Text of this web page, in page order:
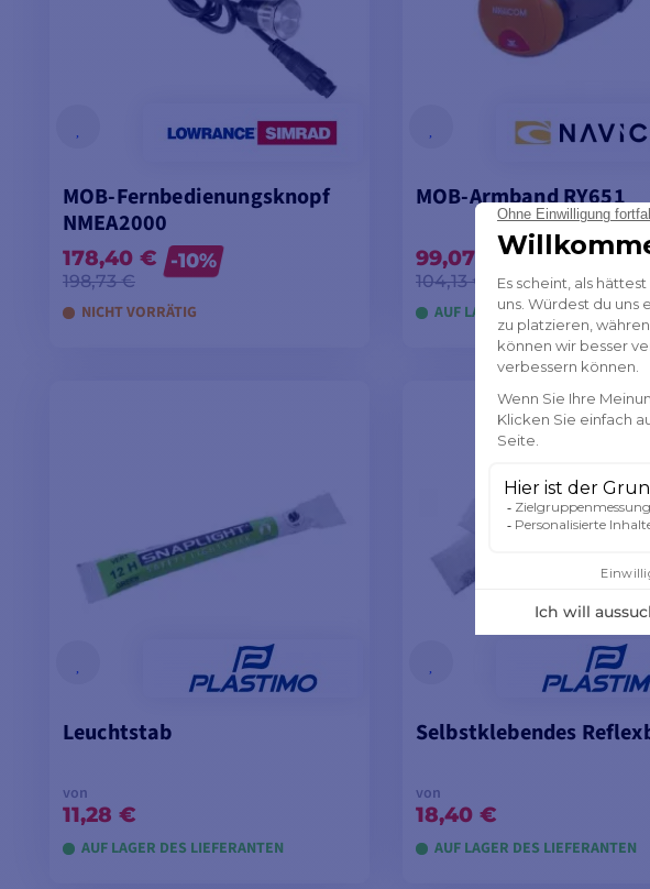
MOB-Fernbedienungsknopf
NMEA2000
178,40 €
198,73 €
-10%
NICHT VORRÄTIG
MOB-Armband RY651
99,07 €
104,13 €
AUF LAGER DES LIEFERANTEN
Leuchtstab
von
11,28 €
AUF LAGER DES LIEFERANTEN
Selbstklebendes
von
18,40 €
AUF LAGER DES LIEFERANTEN